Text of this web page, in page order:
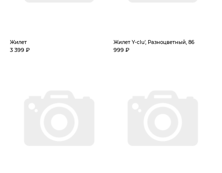
Жилет
3 399 ₽
Жилет Y-clu', Разноцветный, 86
999 ₽